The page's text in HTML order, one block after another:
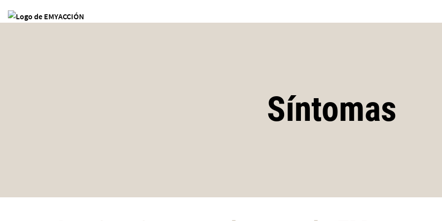
Site Logo
Síntomas